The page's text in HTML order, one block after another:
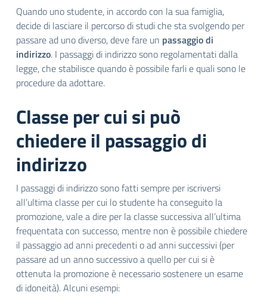
Quando uno studente, in accordo con la sua famiglia,
decide di lasciare il percorso di studi che sta svolgendo per
passare ad uno diverso, deve fare un passaggio di
indirizzo. I passaggi di indirizzo sono regolamentati dalla
legge, che stabilisce quando è possibile farli e quali sono le
procedure da adottare.
Classe per cui si può
chiedere il passaggio di
indirizzo
I passaggi di indirizzo sono fatti sempre per iscriversi
all’ultima classe per cui lo studente ha conseguito la
promozione, vale a dire per la classe successiva all’ultima
frequentata con successo, mentre non è possibile chiedere
il passaggio ad anni precedenti o ad anni successivi (per
passare ad un anno successivo a quello per cui si è
ottenuta la promozione è necessario sostenere un esame
di idoneità). Alcuni esempi: